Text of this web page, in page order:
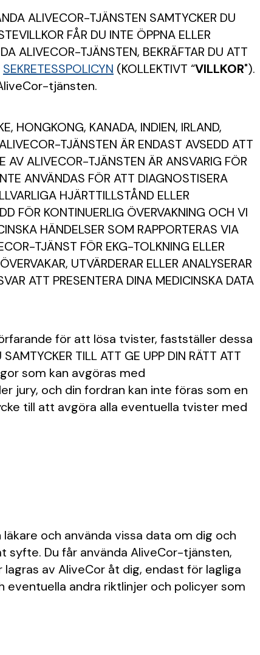
ALIVECOR-TJÄNSTEN SAMTYCKER DU
FÅR DU INTE ÖPPNA ELLER
ALIVECOR-TJÄNSTEN, BEKRÄFTAR DU ATT
SEKRETESSPOLICYN (KOLLEKTIVT “VILLKOR").
tjänsten.
HONGKONG, KANADA, INDIEN, IRLAND,
TJÄNSTEN ÄR ENDAST AVSEDD ATT
AV ALIVECOR-TJÄNSTEN ÄR ANSVARIG FÖR
ANVÄNDAS FÖR ATT DIAGNOSTISERA
HJÄRTTILLSTÅND ELLER
FÖR KONTINUERLIG ÖVERVAKNING OCH VI
HÄNDELSER SOM RAPPORTERAS VIA
TJÄNST FÖR EKG-TOLKNING ELLER
UTVÄRDERAR ELLER ANALYSERAR
ATT PRESENTERA DINA MEDICINSKA DATA
för att lösa tvister, fastställer dessa
TILL ATT GE UPP DIN RÄTT ATT
som kan avgöras med
jury, och din fordran kan inte föras som en
till att avgöra alla eventuella tvister med
och använda vissa data om dig och
syfte. Du får använda AliveCor-tjänsten,
av AliveCor åt dig, endast för lagliga
andra riktlinjer och policyer som